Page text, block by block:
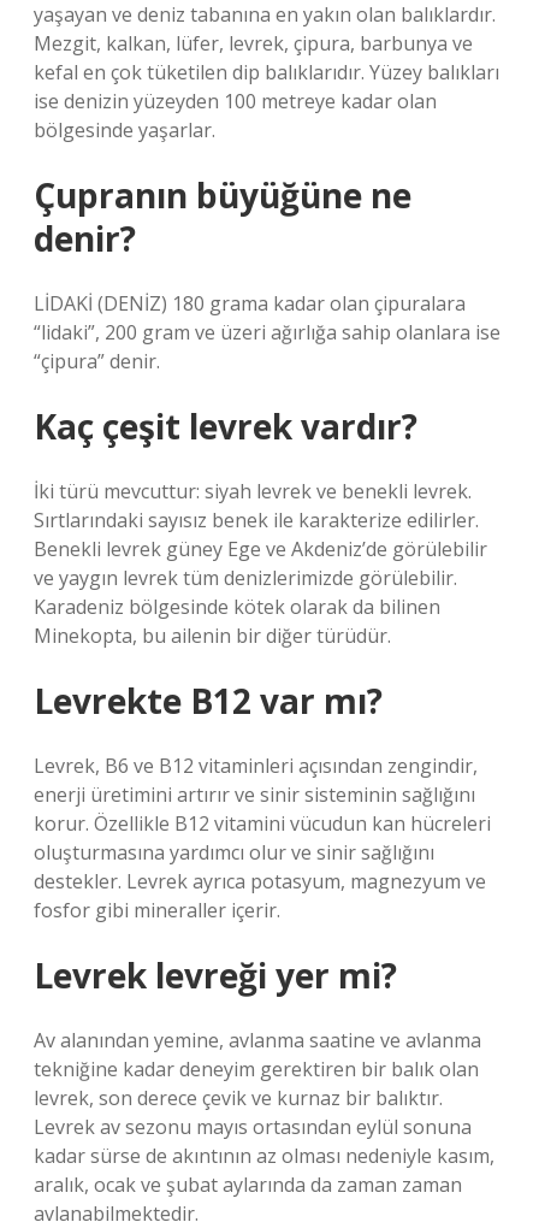
yaşayan ve deniz tabanına en yakın olan balıklardır.
Mezgit, kalkan, lüfer, levrek, çipura, barbunya ve
kefal en çok tüketilen dip balıklarıdır. Yüzey balıkları
ise denizin yüzeyden 100 metreye kadar olan
bölgesinde yaşarlar.
Çupranın büyüğüne ne
denir?
LİDAKİ (DENİZ) 180 grama kadar olan çipuralara
“lidaki”, 200 gram ve üzeri ağırlığa sahip olanlara ise
“çipura” denir.
Kaç çeşit levrek vardır?
İki türü mevcuttur: siyah levrek ve benekli levrek.
Sırtlarındaki sayısız benek ile karakterize edilirler.
Benekli levrek güney Ege ve Akdeniz’de görülebilir
ve yaygın levrek tüm denizlerimizde görülebilir.
Karadeniz bölgesinde kötek olarak da bilinen
Minekopta, bu ailenin bir diğer türüdür.
Levrekte B12 var mı?
Levrek, B6 ve B12 vitaminleri açısından zengindir,
enerji üretimini artırır ve sinir sisteminin sağlığını
korur. Özellikle B12 vitamini vücudun kan hücreleri
oluşturmasına yardımcı olur ve sinir sağlığını
destekler. Levrek ayrıca potasyum, magnezyum ve
fosfor gibi mineraller içerir.
Levrek levreği yer mi?
Av alanından yemine, avlanma saatine ve avlanma
tekniğine kadar deneyim gerektiren bir balık olan
levrek, son derece çevik ve kurnaz bir balıktır.
Levrek av sezonu mayıs ortasından eylül sonuna
kadar sürse de akıntının az olması nedeniyle kasım,
aralık, ocak ve şubat aylarında da zaman zaman
avlanabilmektedir.